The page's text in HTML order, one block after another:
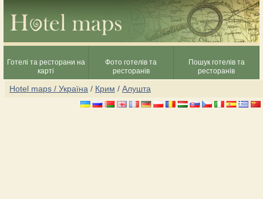
Готелі та ресторани на
карті
Фото готелів та
ресторанів
Пошук готелів та
ресторанів
Hotel maps / Україна / Крим / Алушта